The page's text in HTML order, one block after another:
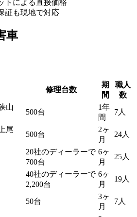
トによる直接価格
証も現地で対応
車
修理台数
期
間
職人
数
山
500台
1年
間
7人
尾
500台
2ヶ
月
24人
20社のディーラーで
700台
6ヶ
月
25人
40社のディーラーで
2,200台
6ヶ
月
19人
50台
3ヶ
月
7人